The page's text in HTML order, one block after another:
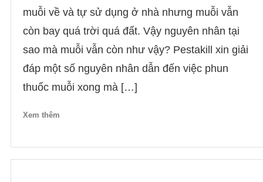
muỗi về và tự sử dụng ở nhà nhưng muỗi vẫn
còn bay quá trời quá đất. Vậy nguyên nhân tại
sao mà muỗi vẫn còn như vậy? Pestakill xin giải
đáp một số nguyên nhân dẫn đến việc phun
thuốc muỗi xong mà […]
Xem thêm